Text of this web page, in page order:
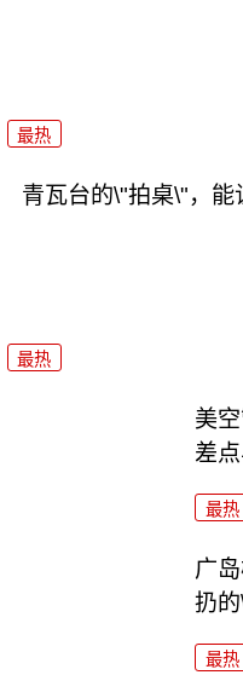
最热
青瓦台的\"拍桌\"，能
最热
美
差
最热
广
扔的
最热